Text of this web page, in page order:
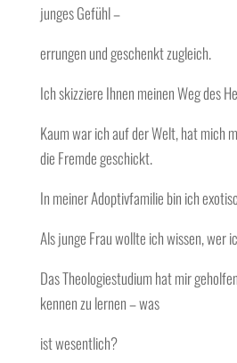
junges Gefühl –
errungen und geschenkt zugleich.
Ich skizziere Ihnen meinen Weg des
Kaum war ich auf der Welt, hat mich
die Fremde geschickt.
In meiner Adoptivfamilie bin ich
Als junge Frau wollte ich wissen, wer
Das Theologiestudium hat mir
kennen zu lernen – was
ist wesentlich?